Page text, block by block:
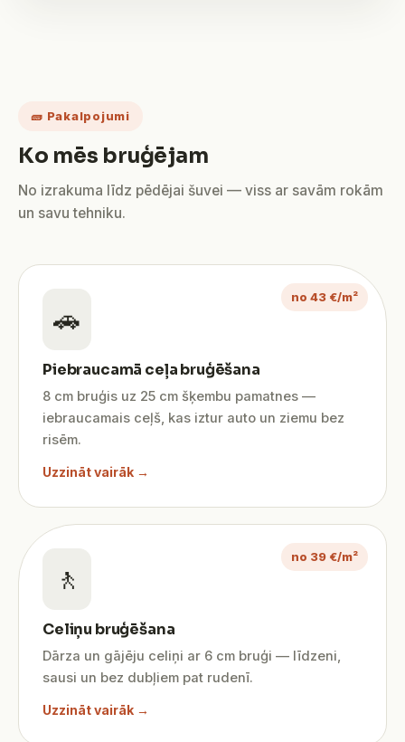
🧱 Pakalpojumi
Ko mēs bruģējam
No izrakuma līdz pēdējai šuvei — viss ar savām rokām
un savu tehniku.
no 43 €/m²
🚗
Piebraucamā ceļa bruģēšana
8 cm bruģis uz 25 cm šķembu pamatnes —
iebraucamais ceļš, kas iztur auto un ziemu bez
risēm.
Uzzināt vairāk →
no 39 €/m²
🚶
Celiņu bruģēšana
Dārza un gājēju celiņi ar 6 cm bruģi — līdzeni,
sausi un bez dubļiem pat rudenī.
Uzzināt vairāk →